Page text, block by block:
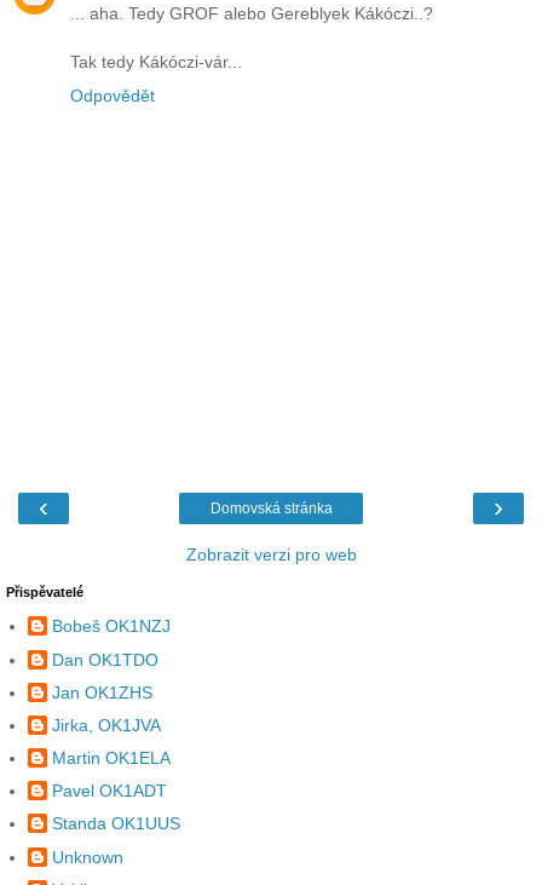
... aha. Tedy GROF alebo Gereblyek Kákóczi..?
Tak tedy Kákóczi-vár...
Odpovědět
‹ ›
Domovská stránka
Zobrazit verzi pro web
Přispěvatelé
Bobeš OK1NZJ
Dan OK1TDO
Jan OK1ZHS
Jirka, OK1JVA
Martin OK1ELA
Pavel OK1ADT
Standa OK1UUS
Unknown